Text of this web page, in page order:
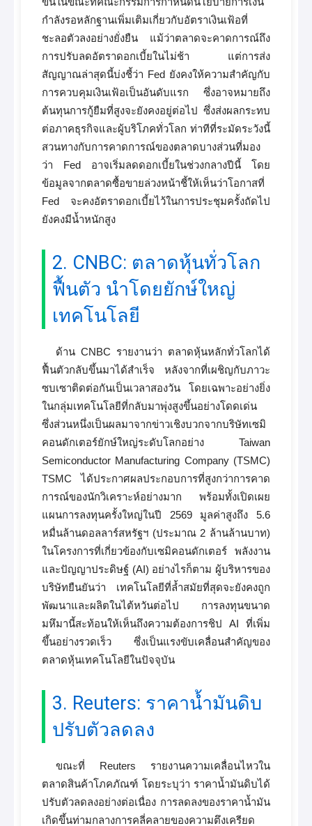
กำลังรอหลักฐานเพิ่มเติมเกี่ยวกับอัตราเงินเฟ้อที่
ชะลอตัวลงอย่างยั่งยืน แม้ว่าตลาดจะคาดการณ์ถึง
การปรับลดอัตราดอกเบี้ยในไม่ช้า แต่การส่ง
สัญญาณล่าสุดนี้บ่งชี้ว่า Fed ยังคงให้ความสำคัญกับ
การควบคุมเงินเฟ้อเป็นอันดับแรก ซึ่งอาจหมายถึง
ต้นทุนการกู้ยืมที่สูงจะยังคงอยู่ต่อไป ซึ่งส่งผลกระทบ
ต่อภาคธุรกิจและผู้บริโภคทั่วโลก ท่าทีที่ระมัดระวังนี้
สวนทางกับการคาดการณ์ของตลาดบางส่วนที่มอง
ว่า Fed อาจเริ่มลดดอกเบี้ยในช่วงกลางปีนี้ โดย
ข้อมูลจากตลาดซื้อขายล่วงหน้าชี้ให้เห็นว่าโอกาสที่
Fed จะคงอัตราดอกเบี้ยไว้ในการประชุมครั้งถัดไป
ยังคงมีน้ำหนักสูง
2. CNBC: ตลาดหุ้นทั่วโลก
ฟื้นตัว นำโดยยักษ์ใหญ่
เทคโนโลยี
ด้าน CNBC รายงานว่า ตลาดหุ้นหลักทั่วโลกได้
ฟื้นตัวกลับขึ้นมาได้สำเร็จ หลังจากที่เผชิญกับภาวะ
ซบเซาติดต่อกันเป็นเวลาสองวัน โดยเฉพาะอย่างยิ่ง
ในกลุ่มเทคโนโลยีที่กลับมาพุ่งสูงขึ้นอย่างโดดเด่น
ซึ่งส่วนหนึ่งเป็นผลมาจากข่าวเชิงบวกจากบริษัทเซมิ
คอนดักเตอร์ยักษ์ใหญ่ระดับโลกอย่าง Taiwan
Semiconductor Manufacturing Company (TSMC)
TSMC ได้ประกาศผลประกอบการที่สูงกว่าการคาด
การณ์ของนักวิเคราะห์อย่างมาก พร้อมทั้งเปิดเผย
แผนการลงทุนครั้งใหญ่ในปี 2569 มูลค่าสูงถึง 5.6
หมื่นล้านดอลลาร์สหรัฐฯ (ประมาณ 2 ล้านล้านบาท)
ในโครงการที่เกี่ยวข้องกับเซมิคอนดักเตอร์ พลังงาน
และปัญญาประดิษฐ์ (AI) อย่างไรก็ตาม ผู้บริหารของ
บริษัทยืนยันว่า เทคโนโลยีที่ล้ำสมัยที่สุดจะยังคงถูก
พัฒนาและผลิตในไต้หวันต่อไป การลงทุนขนาด
มหึมานี้สะท้อนให้เห็นถึงความต้องการชิป AI ที่เพิ่ม
ขึ้นอย่างรวดเร็ว ซึ่งเป็นแรงขับเคลื่อนสำคัญของ
ตลาดหุ้นเทคโนโลยีในปัจจุบัน
3. Reuters: ราคาน้ำมันดิบ
ปรับตัวลดลง
ขณะที่ Reuters รายงานความเคลื่อนไหวใน
ตลาดสินค้าโภคภัณฑ์ โดยระบุว่า ราคาน้ำมันดิบได้
ปรับตัวลดลงอย่างต่อเนื่อง การลดลงของราคาน้ำมัน
เกิดขึ้นท่ามกลางการคลี่คลายของความตึงเครียด